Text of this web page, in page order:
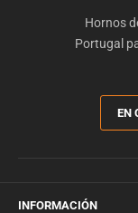
Hornos
Portugal
EN
INFORMACIÓN